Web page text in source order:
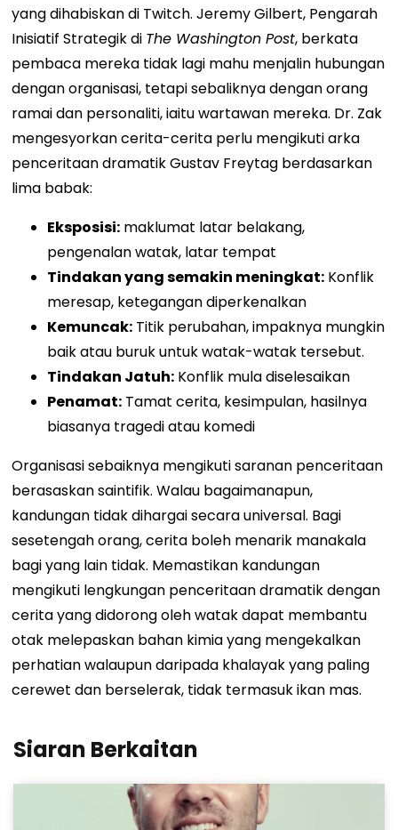
yang dihabiskan di Twitch. Jeremy Gilbert, Pengarah
Inisiatif Strategik di The Washington Post, berkata
pembaca mereka tidak lagi mahu menjalin hubungan
dengan organisasi, tetapi sebaliknya dengan orang
ramai dan personaliti, iaitu wartawan mereka. Dr. Zak
mengesyorkan cerita-cerita perlu mengikuti arka
penceritaan dramatik Gustav Freytag berdasarkan
lima babak:
Eksposisi: maklumat latar belakang,
pengenalan watak, latar tempat
Tindakan yang semakin meningkat: Konflik
meresap, ketegangan diperkenalkan
Kemuncak: Titik perubahan, impaknya mungkin
baik atau buruk untuk watak-watak tersebut.
Tindakan Jatuh: Konflik mula diselesaikan
Penamat: Tamat cerita, kesimpulan, hasilnya
biasanya tragedi atau komedi
Organisasi sebaiknya mengikuti saranan penceritaan
berasaskan saintifik. Walau bagaimanapun,
kandungan tidak dihargai secara universal. Bagi
sesetengah orang, cerita boleh menarik manakala
bagi yang lain tidak. Memastikan kandungan
mengikuti lengkungan penceritaan dramatik dengan
cerita yang didorong oleh watak dapat membantu
otak melepaskan bahan kimia yang mengekalkan
perhatian walaupun daripada khalayak yang paling
cerewet dan berselerak, tidak termasuk ikan mas.
Siaran Berkaitan